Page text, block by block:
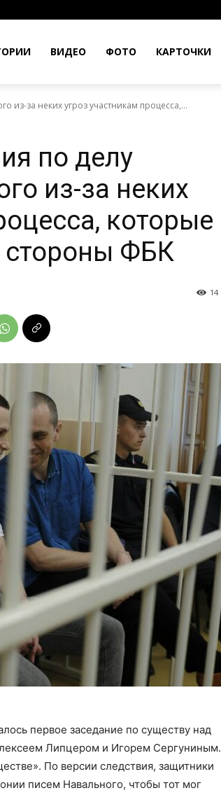
ВИДЕО ФОТО КАРТОЧКИ
из-за неких угроз участникам процесса,...
по делу
из-за неких
которые
стороны ФБК
14
первое заседание по существу над
Липцером и Игорем Сергуниным.
По версии следствия, защитники
писем Навального, чтобы тот мог